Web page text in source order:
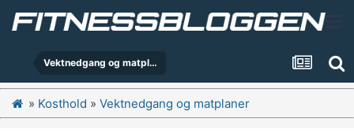
Vektnedgang og matplaner
» Kosthold » Vektnedgang og matplaner